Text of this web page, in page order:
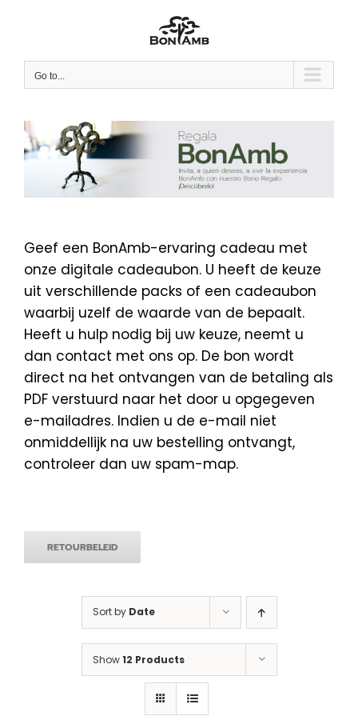
Go to...
Geef een BonAmb-ervaring cadeau met
onze digitale cadeaubon. U heeft de keuze
uit verschillende packs of een cadeaubon
waarbij uzelf de waarde van de bepaalt.
Heeft u hulp nodig bij uw keuze, neemt u
dan contact met ons op. De bon wordt
direct na het ontvangen van de betaling als
PDF verstuurd naar het door u opgegeven
e-mailadres. Indien u de e-mail niet
onmiddellijk na uw bestelling ontvangt,
controleer dan uw spam-map.
RETOURBELEID
Sort by Date
Show12 Products